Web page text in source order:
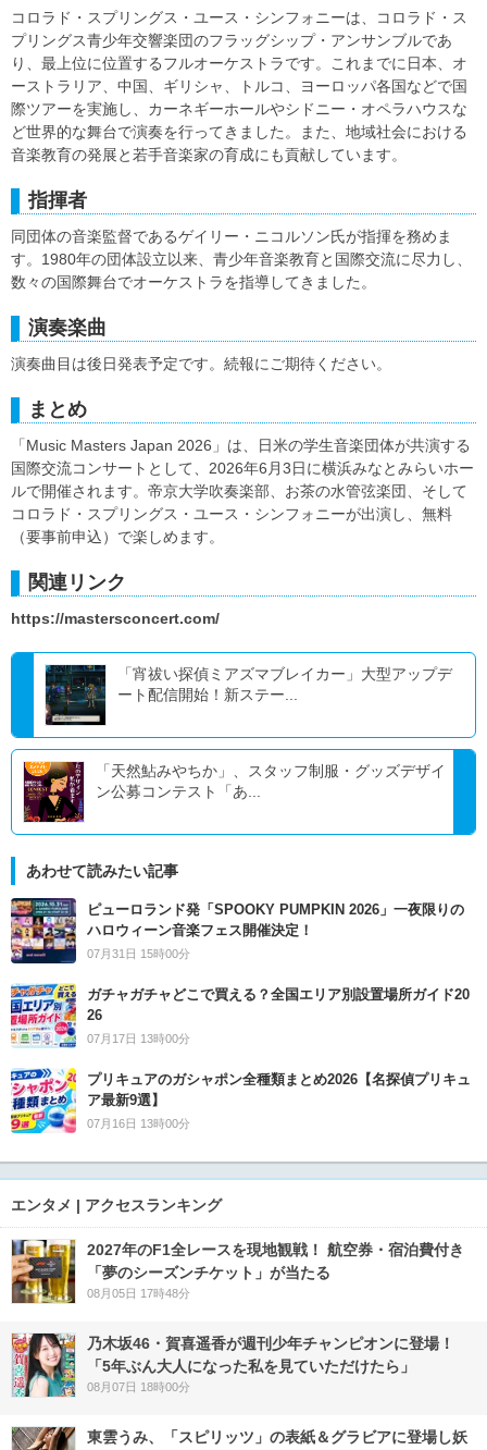
コロラド・スプリングス・ユース・シンフォニーは、コロラド・ス
プリングス青少年交響楽団のフラッグシップ・アンサンブルであ
り、最上位に位置するフルオーケストラです。これまでに日本、オ
ーストラリア、中国、ギリシャ、トルコ、ヨーロッパ各国などで国
際ツアーを実施し、カーネギーホールやシドニー・オペラハウスな
ど世界的な舞台で演奏を行ってきました。また、地域社会における
音楽教育の発展と若手音楽家の育成にも貢献しています。
指揮者
同団体の音楽監督であるゲイリー・ニコルソン氏が指揮を務めま
す。1980年の団体設立以来、青少年音楽教育と国際交流に尽力し、
数々の国際舞台でオーケストラを指導してきました。
演奏楽曲
演奏曲目は後日発表予定です。続報にご期待ください。
まとめ
「Music Masters Japan 2026」は、日米の学生音楽団体が共演する
国際交流コンサートとして、2026年6月3日に横浜みなとみらいホー
ルで開催されます。帝京大学吹奏楽部、お茶の水管弦楽団、そして
コロラド・スプリングス・ユース・シンフォニーが出演し、無料
（要事前申込）で楽しめます。
関連リンク
https://mastersconcert.com/
「宵祓い探偵ミアズマブレイカー」大型アップデ
ート配信開始！新ステー...
「天然鮎みやちか」、スタッフ制服・グッズデザイ
ン公募コンテスト「あ...
あわせて読みたい記事
ピューロランド発「SPOOKY PUMPKIN 2026」一夜限りの
ハロウィーン音楽フェス開催決定！
07月31日 15時00分
ガチャガチャどこで買える？全国エリア別設置場所ガイド20
26
07月17日 13時00分
プリキュアのガシャポン全種類まとめ2026【名探偵プリキュ
ア最新9選】
07月16日 13時00分
エンタメ | アクセスランキング
2027年のF1全レースを現地観戦！ 航空券・宿泊費付き
「夢のシーズンチケット」が当たる
08月05日 17時48分
乃木坂46・賀喜遥香が週刊少年チャンピオンに登場！
「5年ぶん大人になった私を見ていただけたら」
08月07日 18時00分
東雲うみ、「スピリッツ」の表紙＆グラビアに登場し妖